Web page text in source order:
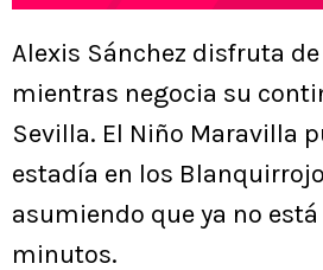
Alexis Sánchez disfruta
mientras negocia su
Sevilla. El Niño Maravilla
estadía en los
asumiendo que ya no
minutos.